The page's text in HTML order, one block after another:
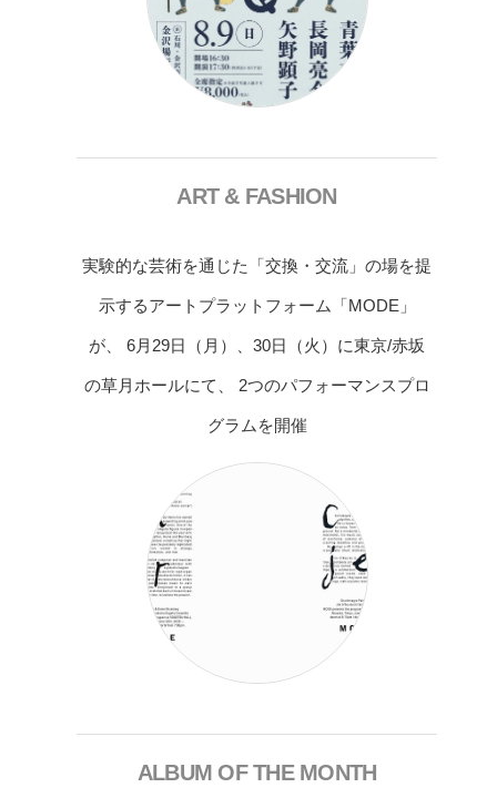
ART & FASHION
実験的な芸術を通じた「交換・交流」の場を提
示するアートプラットフォーム「MODE」
が、 6月29日（月）、30日（火）に東京/赤坂
の草月ホールにて、 2つのパフォーマンスプロ
グラムを開催
ALBUM OF THE MONTH